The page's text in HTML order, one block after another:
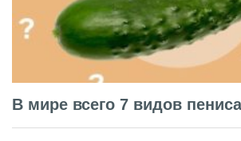
В мире всего 7 видов